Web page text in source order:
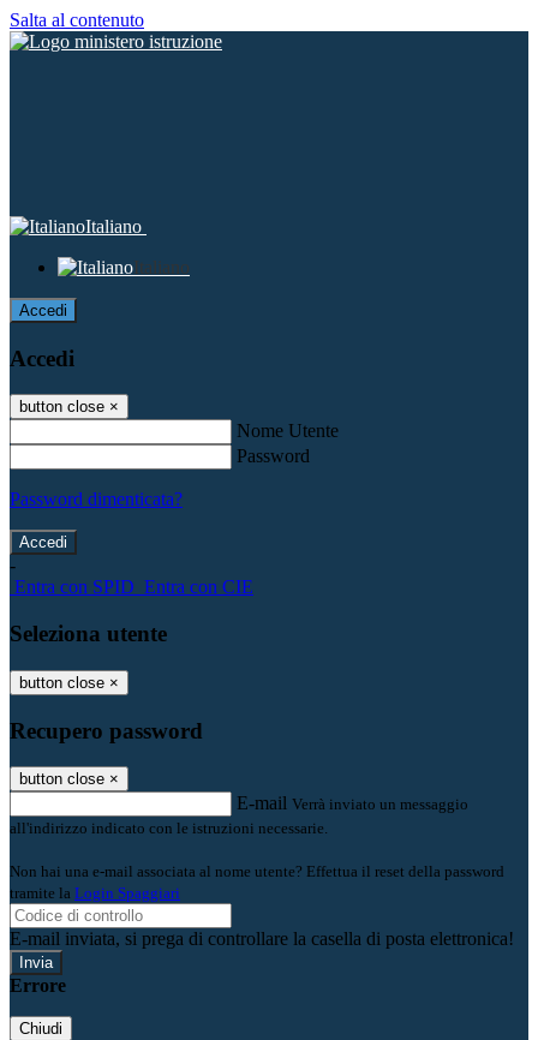
Salta al contenuto
Italiano
Italiano
Accedi
Accedi
button close ×
Nome Utente
Password
Password dimenticata?
-
Entra con SPID Entra con CIE
Seleziona utente
button close ×
Recupero password
button close ×
E-mail Verrà inviato un messaggio
all'indirizzo indicato con le istruzioni necessarie.
Non hai una e-mail associata al nome utente? Effettua il reset della password
tramite la Login Spaggiari
E-mail inviata, si prega di controllare la casella di posta elettronica!
Errore
Chiudi